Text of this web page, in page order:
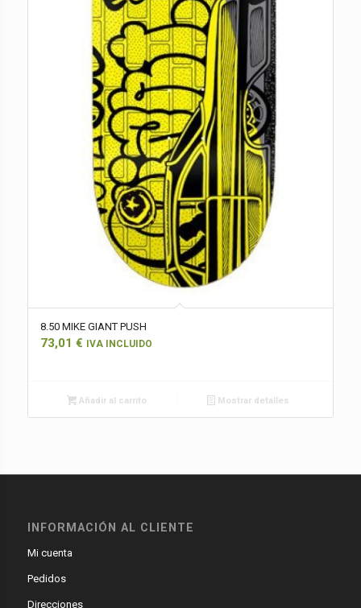
8.50 MIKE GIANT PUSH
73,01 € IVA INCLUIDO
Añadir al carrito Mostrar detalles
INFORMACIÓN AL CLIENTE
Mi cuenta
Pedidos
Direcciones